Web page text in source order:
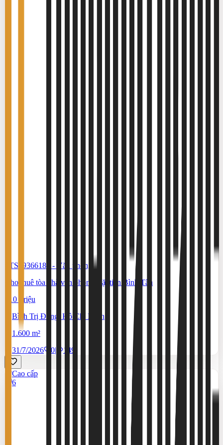
#TS19366183 -
Văn phòng
Cho thuê tòa nhà văn phòng mặt tiền Bình Tân
210 Triệu
Bình Trị Đông, Hồ Chí Minh
1.600 m²
31/7/2026
0| 149
Cao cấp
6